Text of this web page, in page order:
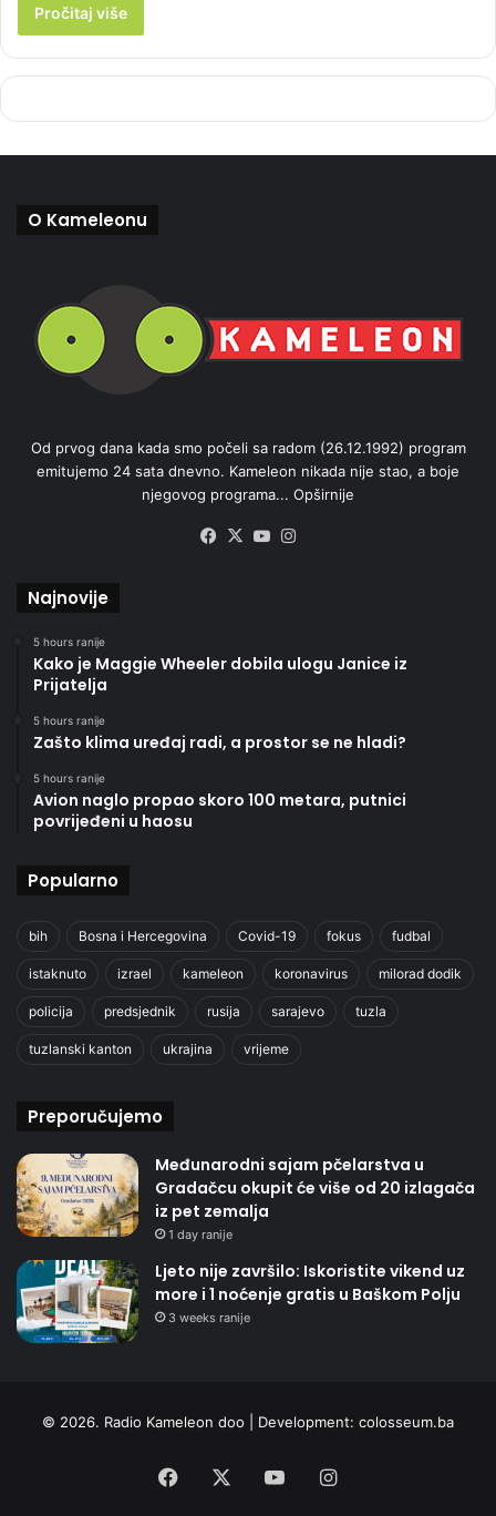
Pročitaj više
O Kameleonu
Od prvog dana kada smo počeli sa radom (26.12.1992) program
emitujemo 24 sata dnevno. Kameleon nikada nije stao, a boje
njegovog programa... Opširnije
Facebook
X YouTube
Najnovije
5 hours ranije
Kako je Maggie Wheeler dobila ulogu Janice iz
Prijatelja
5 hours ranije
Zašto klima uređaj radi, a prostor se ne hladi?
5 hours ranije
Avion naglo propao skoro 100 metara, putnici
povrijeđeni u haosu
Popularno
bih Bosna i Hercegovina Covid-19 fokus fudbal
istaknuto izrael kameleon koronavirus milorad dodik
policija predsjednik rusija sarajevo tuzla
tuzlanski kanton ukrajina vrijeme
Preporučujemo
Međunarodni sajam pčelarstva u
Gradačcu okupit će više od 20 izlagača
iz pet zemalja
1 day ranije
Ljeto nije završilo: Iskoristite vikend uz
more i 1 noćenje gratis u Baškom Polju
3 weeks ranije
© 2026. Radio Kameleon doo | Development: colosseum.ba
Facebook YouTubeInstagram